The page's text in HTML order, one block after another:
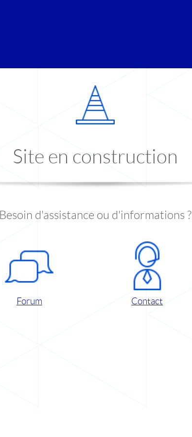
Site en construction
Besoin d'assistance ou d'informations ?
Forum Contact